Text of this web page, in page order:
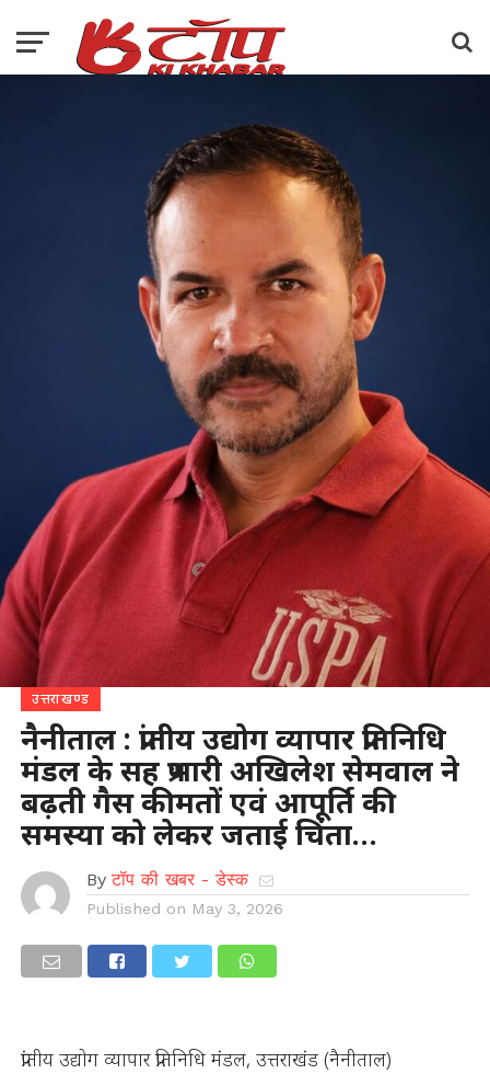
उत्तराखण्ड
नैनीताल : प्रांतीय उद्योग व्यापार प्रतिनिधि
मंडल के सह प्रभारी अखिलेश सेमवाल ने
बढ़ती गैस कीमतों एवं आपूर्ति की
समस्या को लेकर जताई चिंता…
By टॉप की खबर - डेस्क
Published on May 3, 2026
प्रांतीय उद्योग व्यापार प्रतिनिधि मंडल, उत्तराखंड (नैनीताल)